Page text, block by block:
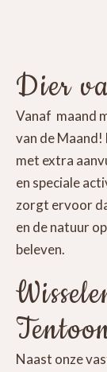
Dier
Vanaf maand
van de Maand!
met extra
en speciale
zorgt ervoor
en de natuur
beleven.
Naast onze